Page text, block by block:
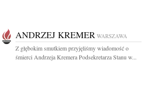
ANDRZEJ KREMER WARSZAWA
Z głębokim smutkiem przyjęliśmy wiadomość o
śmierci Andrzeja Kremera Podsekretarza Stanu w...